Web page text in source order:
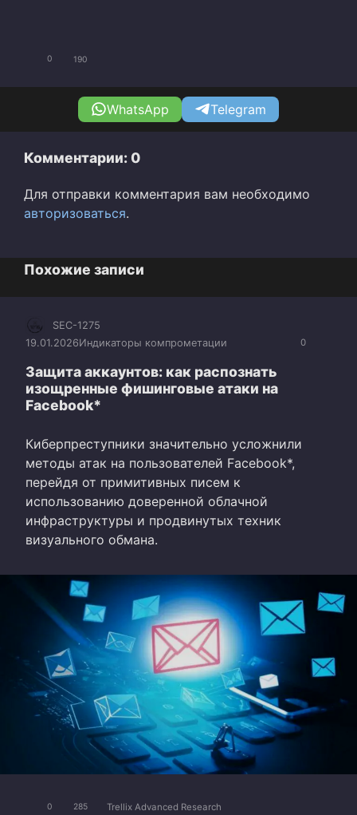
0 190
WhatsApp Telegram
Комментарии: 0
Для отправки комментария вам необходимо
авторизоваться.
Похожие записи
0
SEC-1275
19.01.2026Индикаторы компрометации
Защита аккаунтов: как распознать
изощренные фишинговые атаки на
Facebook*
Киберпреступники значительно усложнили
методы атак на пользователей Facebook*,
перейдя от примитивных писем к
использованию доверенной облачной
инфраструктуры и продвинутых техник
визуального обмана.
0 285 Trellix Advanced Research